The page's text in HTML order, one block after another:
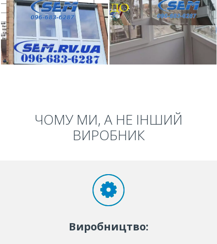
ЧОМУ МИ, А НЕ ІНШИЙ
ВИРОБНИК
Виробництво: